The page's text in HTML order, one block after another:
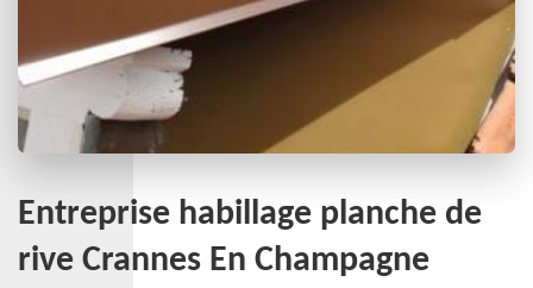
Entreprise habillage planche de
rive Crannes En Champagne